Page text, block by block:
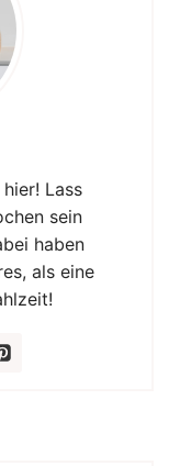
Lass
sein
haben
als eine